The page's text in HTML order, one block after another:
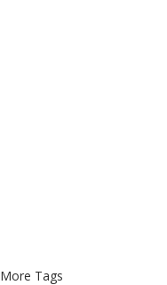
More Tags